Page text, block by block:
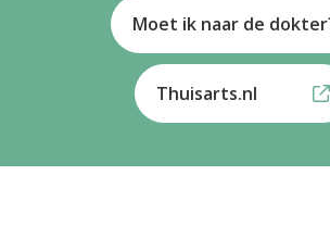
Moet ik naar de
Thuisarts.nl